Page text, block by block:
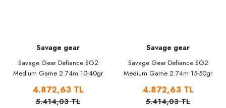
Savage gear
Savage Gear Defiance SG2
Medium Game 2.74m 10-40gr
4.872,63 TL
5.414,03 TL
Savage gear
Savage Gear Defiance SG2
Medium Game 2.74m 15-50gr
4.872,63 TL
5.414,03 TL